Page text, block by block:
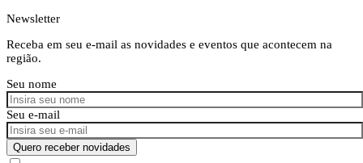
Newsletter
Receba em seu e-mail as novidades e eventos que acontecem na
região.
Seu nome
Seu e-mail
Quero receber novidades